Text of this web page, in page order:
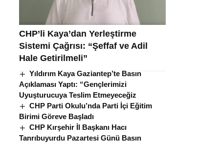
CHP’li Kaya’dan Yerleştirme
Sistemi Çağrısı: “Şeffaf ve Adil
Hale Getirilmeli”
Yıldırım Kaya Gaziantep’te Basın
Açıklaması Yaptı: “Gençlerimizi
Uyuşturucuya Teslim Etmeyeceğiz
CHP Parti Okulu’nda Parti İçi Eğitim
Birimi Göreve Başladı
CHP Kırşehir İl Başkanı Hacı
Tanrıbuyurdu Pazartesi Günü Basın